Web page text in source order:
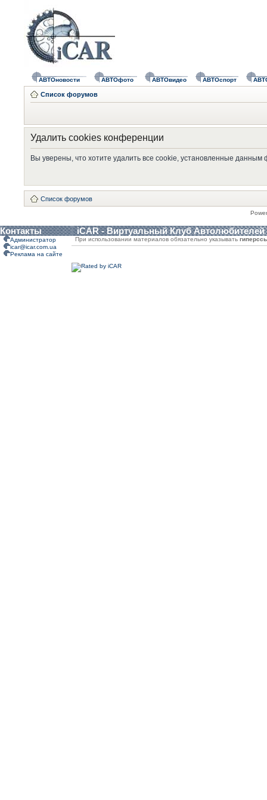
АВТОновости АВТОфото АВТОвидео АВТОспорт
Список форумов
Удалить cookies конференции
Вы уверены, что хотите удалить все cookie, установленные
Список форумов
Контакты iCAR - Виртуальный Клуб Автолюбителей
Администратор
icar@icar.com.ua
Реклама на сайте
При использовании материалов обязательно указывать